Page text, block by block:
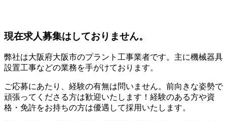
現在求人募集はしておりません。
弊社は大阪府大阪市のプラント工事業者です。主に機械器具
設置工事などの業務を手がけております。
ご応募にあたり、経験の有無は問いません。前向きな姿勢で
頑張ってくださる方は歓迎いたします！経験のある方や資
格・免許をお持ちの方は優遇して採用いたします。